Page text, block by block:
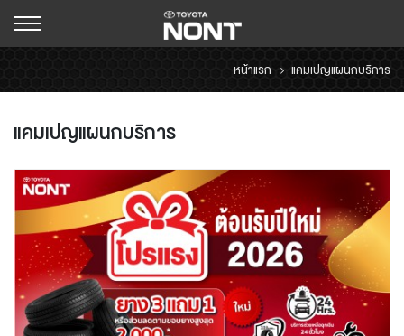
หน้าแรก แคมเปญแผนกบริการ
แคมเปญแผนกบริการ